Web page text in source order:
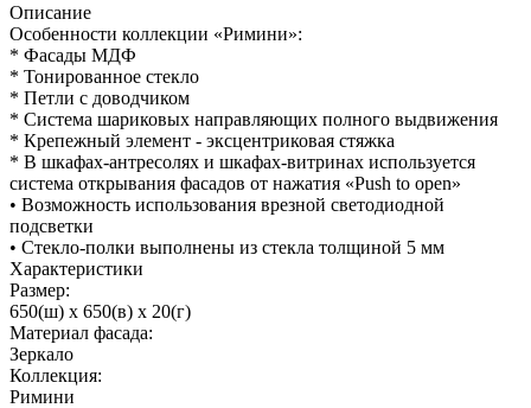
Описание
Особенности коллекции «Римини»:
* Фасады МДФ
* Тонированное стекло
* Петли с доводчиком
* Система шариковых направляющих полного выдвижения
* Крепежный элемент - эксцентриковая стяжка
* В шкафах-антресолях и шкафах-витринах используется
система открывания фасадов от нажатия «Push to open»
• Возможность использования врезной светодиодной
подсветки
• Стекло-полки выполнены из стекла толщиной 5 мм
Характеристики
Размер:
650(ш) x 650(в) x 20(г)
Материал фасада:
Зеркало
Коллекция:
Римини